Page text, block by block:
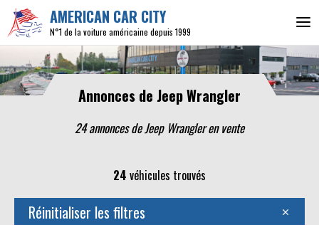
AMERICAN CAR CITY
N°1 de la voiture américaine depuis 1999
Annonces de Jeep Wrangler
24 annonces de Jeep Wrangler en vente
24 véhicules trouvés
Réinitialiser les filtres